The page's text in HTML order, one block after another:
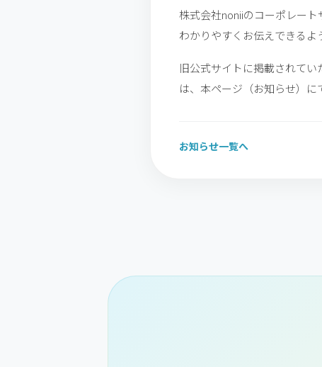
株式会社noniiのコーポレー
わかりやすくお伝えできるよ
旧公式サイトに掲載されて
は、本ページ（お知らせ）に
お知らせ一覧へ